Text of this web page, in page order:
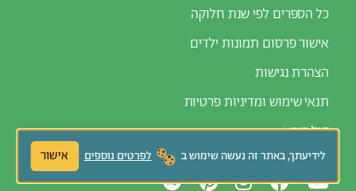
לידיעתך, באתר זה נעשה שימוש ב לפרטים נוספים אישור
כל הספרים לפי שנת חלוקה
אישור פרסום תמונות ילדים
הצהרת נגישות
תנאי שימוש ומדיניות פרטיות
קול קורא